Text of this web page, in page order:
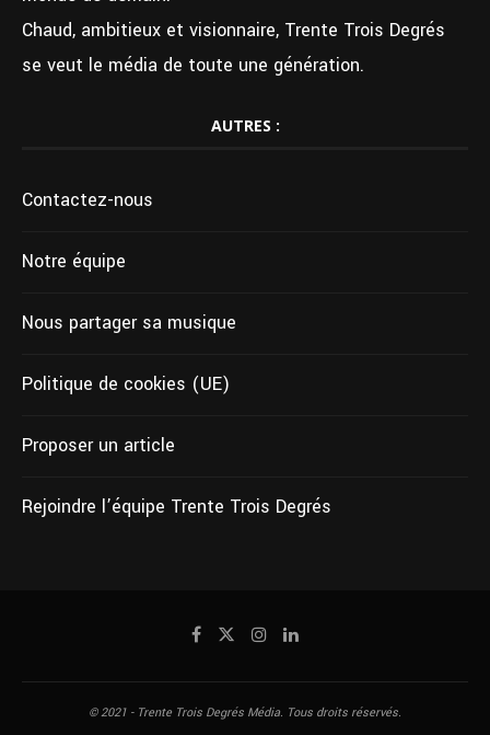
Chaud, ambitieux et visionnaire, Trente Trois Degrés
se veut le média de toute une génération.
AUTRES :
Contactez-nous
Notre équipe
Nous partager sa musique
Politique de cookies (UE)
Proposer un article
Rejoindre l’équipe Trente Trois Degrés
© 2021 - Trente Trois Degrés Média. Tous droits réservés.